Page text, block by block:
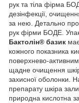
рук та тіла фірма
дезінфекції,
за нею. Детально про
рук фірми БОДЕ.
Бактолін® базик
кожного показника
поверхнево-
щадне очищення
захисної оболонки.
препарату шкіра
природна кислотна